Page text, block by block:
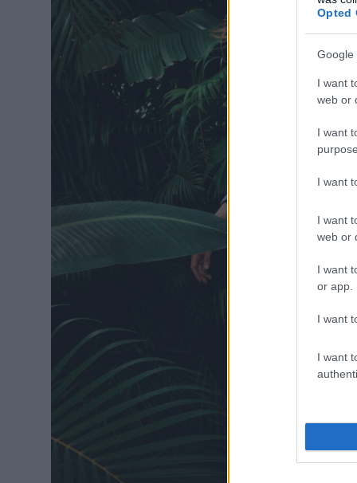
Opted
Google
I want
web or
I want
I want
I want
web or
I want
or app.
I want
I want